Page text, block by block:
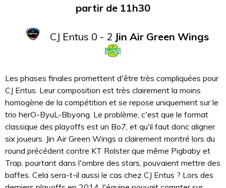
partir de 11h30
CJ Entus 0 - 2 Jin Air Green Wings
Les phases finales promettent d'être très compliquées pour
CJ Entus. Leur composition est très clairement la moins
homogène de la compétition et se repose uniquement sur le
trio herO-ByuL-Bbyong. Le problème, c'est que le format
classique des playoffs est un Bo7, et qu'il faut donc aligner
six joueurs. Jin Air Green Wings a clairement montré lors du
round précédent contre KT Rolster que même Pigbaby et
Trap, pourtant dans l'ombre des stars, pouvaient mettre des
baffes. Cela sera-t-il aussi le cas chez CJ Entus ? Lors des